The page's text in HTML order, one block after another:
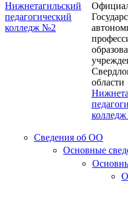
Нижнетагильский
педагогический
колледж №2
области
Сведения об ОО
Основные